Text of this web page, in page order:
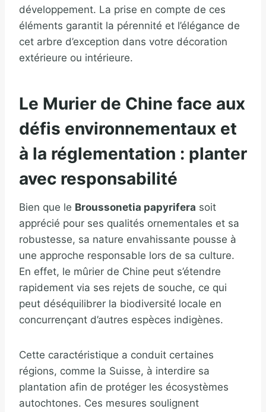
développement. La prise en compte de ces
éléments garantit la pérennité et l’élégance de
cet arbre d’exception dans votre décoration
extérieure ou intérieure.
Le Murier de Chine face aux
défis environnementaux et
à la réglementation : planter
avec responsabilité
Bien que le Broussonetia papyrifera soit
apprécié pour ses qualités ornementales et sa
robustesse, sa nature envahissante pousse à
une approche responsable lors de sa culture.
En effet, le mûrier de Chine peut s’étendre
rapidement via ses rejets de souche, ce qui
peut déséquilibrer la biodiversité locale en
concurrençant d’autres espèces indigènes.
Cette caractéristique a conduit certaines
régions, comme la Suisse, à interdire sa
plantation afin de protéger les écosystèmes
autochtones. Ces mesures soulignent